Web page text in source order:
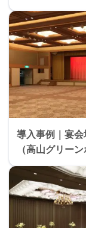
導入事例｜宴
（高山グリーン